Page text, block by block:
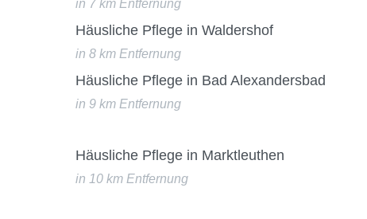
in 7 km Entfernung
Häusliche Pflege in Waldershof
in 8 km Entfernung
Häusliche Pflege in Bad Alexandersbad
in 9 km Entfernung
Häusliche Pflege in Marktleuthen
in 10 km Entfernung